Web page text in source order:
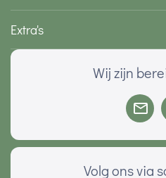
Extra's
Wij zijn
Volg ons via